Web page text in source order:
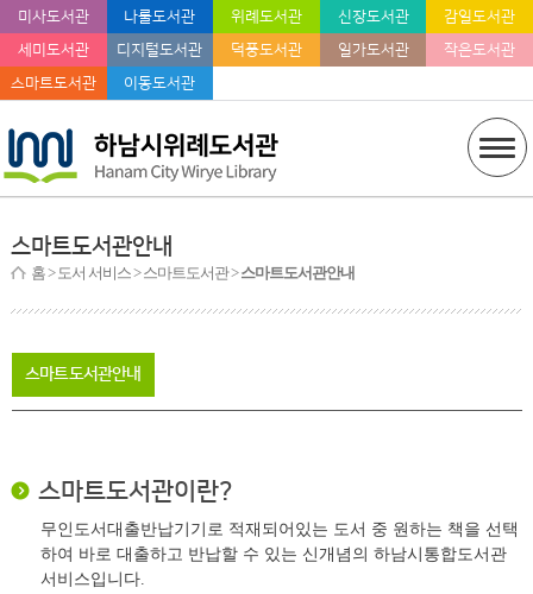
미사도서관 나룰도서관 위례도서관 신장도서관
감일도서관
세미도서관
디지털도서관 덕풍도서관 일가도서관
작은도서관
스마트도서관
이동도서관
스마트도서관안내
홈> 도서 서비스 > 스마트도서관 >스마트도서관안내
스마트도서관안내
스마트도서관이란?
무인도서대출반납기기로 적재되어있는 도서 중 원하는 책을 선택
하여 바로 대출하고 반납할 수 있는 신개념의 하남시통합도서관
서비스입니다.